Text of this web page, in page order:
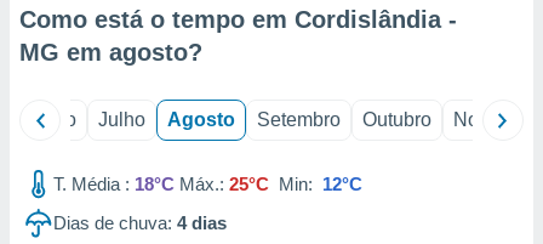
1199
Como está o tempo em Cordislândia -
MG em agosto?
Junho Julho Agosto Setembro Outubro Novembro
T. Média : 18°C Máx.: 25°C Min: 12°C
Dias de chuva: 4dias